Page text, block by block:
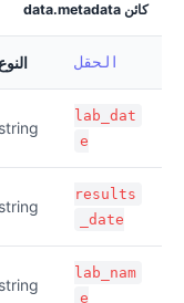
كائن data.metadata
الحقل النوع
lab_dat
e
string
results
_date
string
lab_nam
e
string